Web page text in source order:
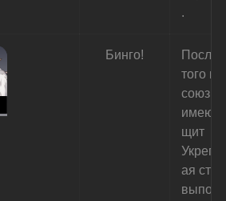
.
Бинго!
После
того
щит
ая